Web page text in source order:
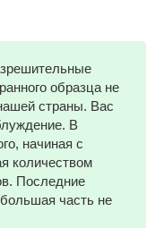
образца не
страны. Вас
В
начиная с
количеством
Последние
часть не